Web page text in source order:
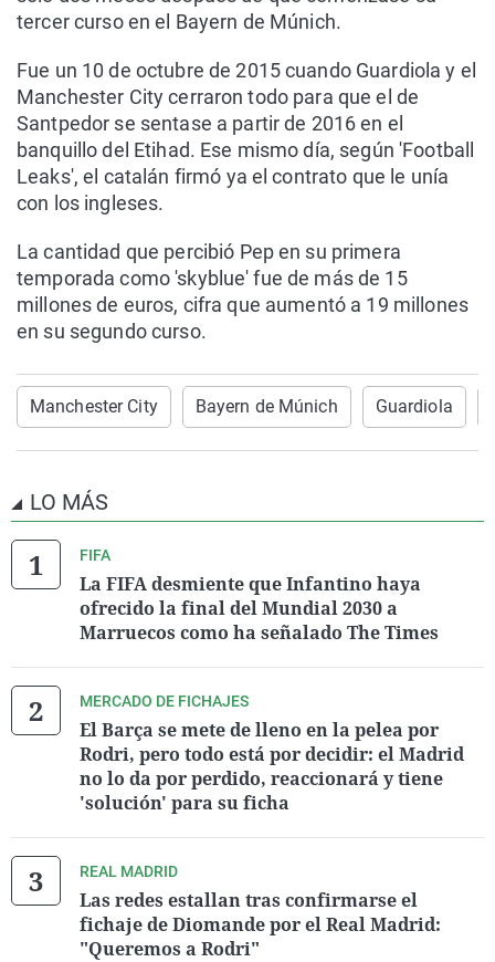
tercer curso en el Bayern de Múnich.
Fue un 10 de octubre de 2015 cuando Guardiola y el
Manchester City cerraron todo para que el de
Santpedor se sentase a partir de 2016 en el
banquillo del Etihad. Ese mismo día, según 'Football
Leaks', el catalán firmó ya el contrato que le unía
con los ingleses.
La cantidad que percibió Pep en su primera
temporada como 'skyblue' fue de más de 15
millones de euros, cifra que aumentó a 19 millones
en su segundo curso.
Manchester City Bayern de Múnich Guardiola
LO MÁS
FIFA
La FIFA desmiente que Infantino haya
ofrecido la final del Mundial 2030 a
Marruecos como ha señalado The Times
MERCADO DE FICHAJES
El Barça se mete de lleno en la pelea por
Rodri, pero todo está por decidir: el Madrid
no lo da por perdido, reaccionará y tiene
'solución' para su ficha
REAL MADRID
Las redes estallan tras confirmarse el
fichaje de Diomande por el Real Madrid:
"Queremos a Rodri"